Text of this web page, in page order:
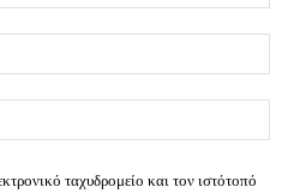
ταχυδρομείο και τον ιστότοπό